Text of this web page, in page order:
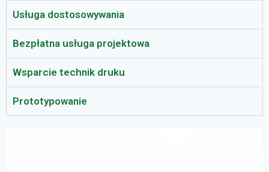
Usługa dostosowywania
Bezpłatna usługa projektowa
Wsparcie technik druku
Prototypowanie